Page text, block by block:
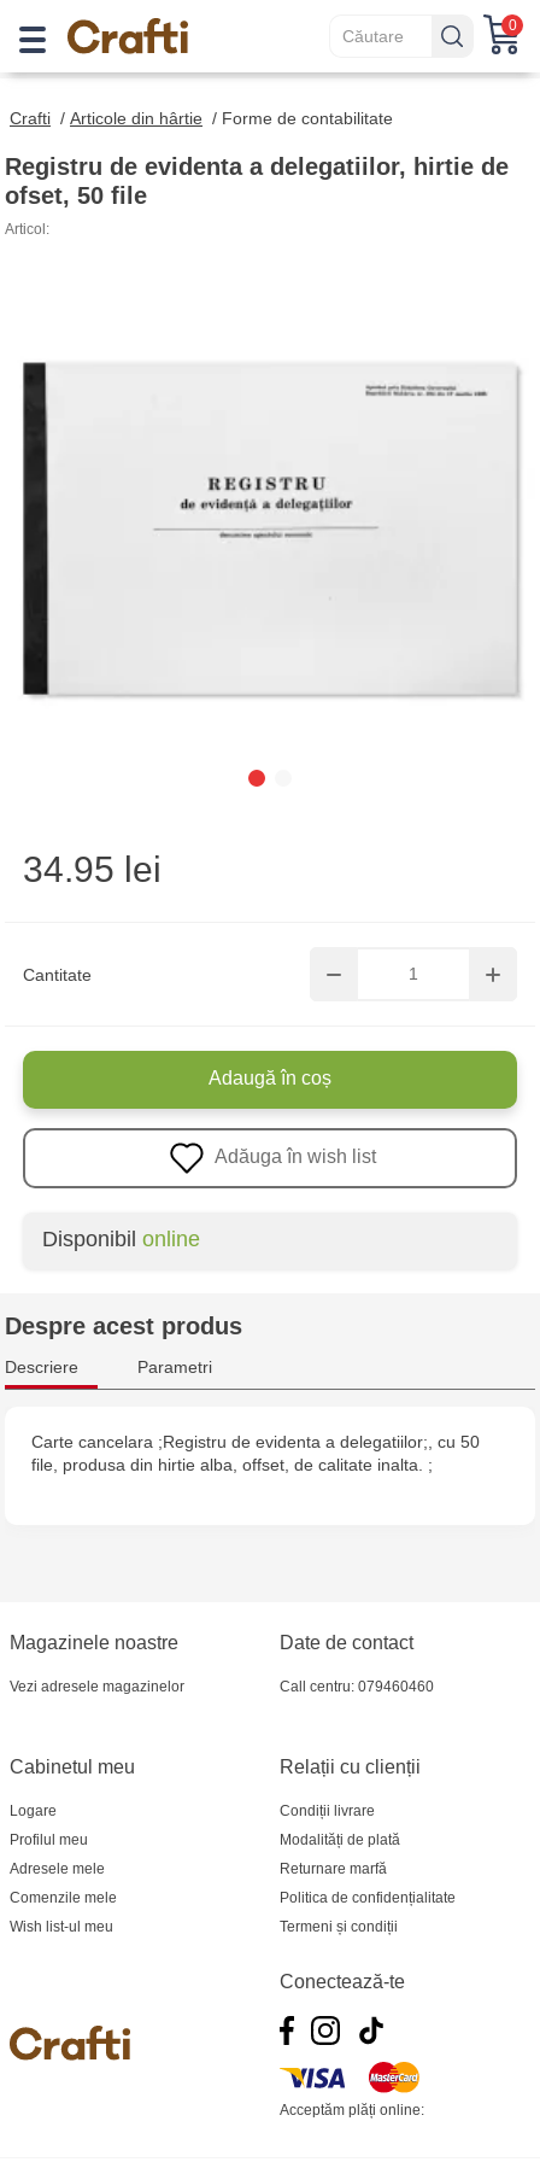
0
Crafti / Articole din hârtie / Forme de contabilitate
Registru de evidenta a delegatiilor, hirtie de
ofset, 50 file
Articol:
Cantitate
34.95 lei
Adaugă în coș
Adăuga în wish list
Disponibil online
Despre acest produs
Descriere Parametri
Carte cancelara ;Registru de evidenta a delegatiilor;, cu 50
file, produsa din hirtie alba, offset, de calitate inalta. ;
Magazinele noastre
Vezi adresele magazinelor
Relații cu clienții
Condiții livrare
Modalități de plată
Returnare marfă
Politica de confidențialitate
Termeni și condiții
Cabinetul meu
Logare
Profilul meu
Adresele mele
Comenzile mele
Wish list-ul meu
Date de contact
Call centru: 079460460
Conectează-te
Acceptăm plăți online: